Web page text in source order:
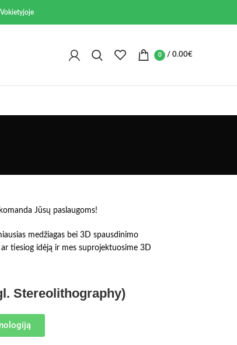
0 / 0.00€
Jūsų paslaugoms!
medžiagas bei 3D spausdinimo
tiesiog idėją ir mes suprojektuosime 3D
Stereolithography)